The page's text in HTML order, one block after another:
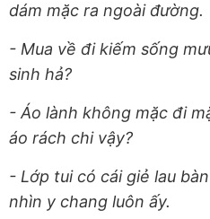
dám mặc ra ngoài đường.
- Mua về đi kiếm sống
sinh hả?
- Áo lành không mặc đi
áo rách chi vậy?
- Lớp tui có cái giẻ lau bàn
nhìn y chang luôn ấy.